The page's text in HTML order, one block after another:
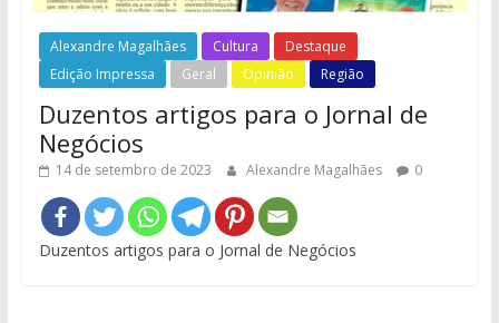
Alexandre Magalhães Cultura
Destaque
Edição Impressa
Geral Opinião Região
Duzentos artigos para o Jornal de
Negócios
14 de setembro de 2023 Alexandre Magalhães 0
Duzentos artigos para o Jornal de Negócios